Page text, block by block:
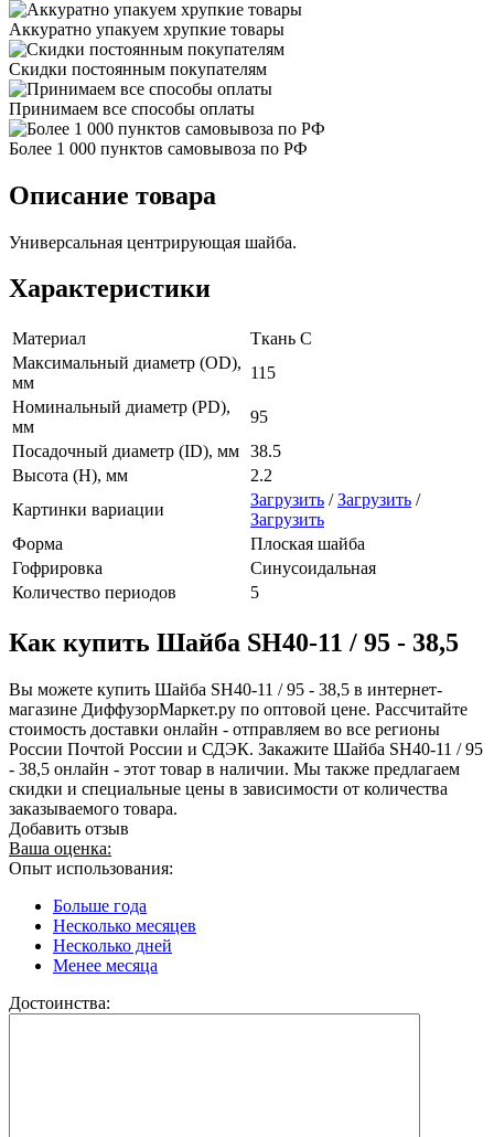
Аккуратно упакуем хрупкие товары
Скидки постоянным покупателям
Принимаем все способы оплаты
Более 1 000 пунктов самовывоза по РФ
Описание товара
Универсальная центрирующая шайба.
Характеристики
Материал
Ткань С
Максимальный диаметр (OD),
мм
115
Номинальный диаметр (PD),
мм
95
Посадочный диаметр (ID), мм 38.5
Высота (H), мм
2.2
Картинки вариации
Загрузить /Загрузить /
Загрузить
Форма
Плоская шайба
Гофрировка
Синусоидальная
Количество периодов
5
Как купить Шайба SH40-11 / 95 - 38,5
Вы можете купить Шайба SH40-11 / 95 - 38,5 в интернет-
магазине ДиффузорМаркет.ру по оптовой цене. Рассчитайте
стоимость доставки онлайн - отправляем во все регионы
России Почтой России и СДЭК. Закажите Шайба SH40-11 / 95
- 38,5 онлайн - этот товар в наличии. Мы также предлагаем
скидки и специальные цены в зависимости от количества
заказываемого товара.
Добавить отзыв
Ваша оценка:
Опыт использования:
Больше года
Несколько месяцев
Несколько дней
Менее месяца
Достоинства: